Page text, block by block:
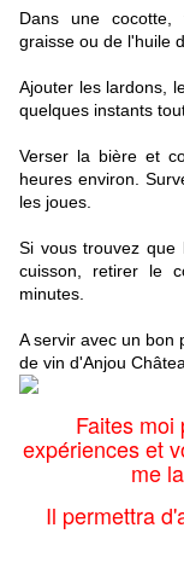
Dans une
graisse ou de l'huile
Ajouter les lardons,
quelques instants
Verser la bière et
heures environ.
les joues.
Si vous trouvez
cuisson, retirer le
minutes.
A servir avec un bon
de vin d'Anjou
Faites moi
expériences et
me
Il permettra